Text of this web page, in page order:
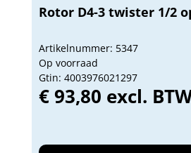
Rotor D4-3 twister 1/2
Artikelnummer: 5347
Op voorraad
Gtin: 4003976021297
€ 93,80 excl.